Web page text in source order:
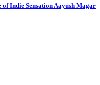
Indie Sensation Aayush Magar